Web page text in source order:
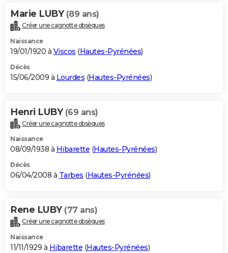
Marie LUBY (89 ans)
Créer une cagnotte obsèques
Naissance
19/01/1920 à Viscos (Hautes-Pyrénées)
Décès
15/06/2009 à Lourdes (Hautes-Pyrénées)
Henri LUBY (69 ans)
Créer une cagnotte obsèques
Naissance
08/09/1938 à Hibarette (Hautes-Pyrénées)
Décès
06/04/2008 à Tarbes (Hautes-Pyrénées)
Rene LUBY (77 ans)
Créer une cagnotte obsèques
Naissance
11/11/1929 à Hibarette (Hautes-Pyrénées)